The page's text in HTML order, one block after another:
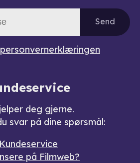
Send
personvernerklæringen
deg gjerne.
svar på dine spørsmål:
Kundeservice
på Filmweb?